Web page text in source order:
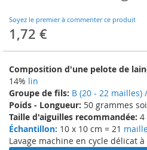
Soyez le premier à commenter ce produit
1,72 €
Composition d'une pelote de
14% lin
Groupe de fils: B (20 - 22 mailles)
Poids - Longueur: 50 grammes
Taille d'aiguilles recommandée: 4
Échantillon: 10 x 10 cm = 21
Lavage machine en cycle délicat à
beginning
of
the
gallery